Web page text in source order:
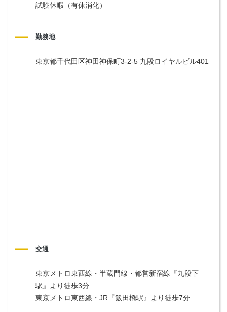
試験休暇（有休消化）
勤務地
東京都千代田区神田神保町3-2-5 九段ロイヤルビル401
交通
東京メトロ東西線・半蔵門線・都営新宿線『九段下
駅』より徒歩3分
東京メトロ東西線・JR『飯田橋駅』より徒歩7分